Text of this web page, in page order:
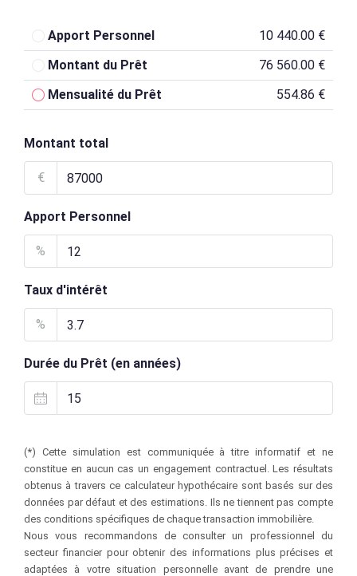
Apport Personnel
10 440.00 €
Montant du Prêt
76 560.00 €
Mensualité du Prêt
554.86 €
Montant total
€
Apport Personnel
%
Taux d'intérêt
%
Durée du Prêt (en années)
(*) Cette simulation est communiquée à titre informatif et ne
constitue en aucun cas un engagement contractuel. Les résultats
obtenus à travers ce calculateur hypothécaire sont basés sur des
données par défaut et des estimations. Ils ne tiennent pas compte
des conditions spécifiques de chaque transaction immobilière.
Nous vous recommandons de consulter un professionnel du
secteur financier pour obtenir des informations plus précises et
adaptées à votre situation personnelle avant de prendre une